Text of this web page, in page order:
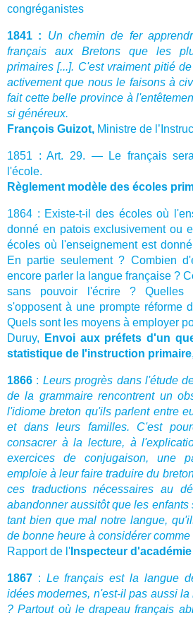
congréganistes
1841 : Un chemin de fer
français aux Bretons que les
primaires [...]. C'est vraiment pitié
activement que nous le faisons à
fait cette belle province à
si généreux.
François Guizot, Ministre de
1851 : Art. 29. — Le français
l'école.
Règlement modèle des écoles
1864 : Existe-t-il des écoles où
donné en patois exclusivement ou
écoles où l'enseignement est
En partie seulement ? Combien
encore parler la langue française ?
sans pouvoir l'écrire ?
s'opposent à une prompte réforme
Quels sont les moyens à employer
Duruy,
Envoi aux préfets d'un
statistique de l'instruction primaire
1866 : Leurs progrès dans l'étude
de la grammaire rencontrent un
l'idiome breton qu'ils parlent entre
et dans leurs familles. C'est
consacrer à la lecture, à
exercices de conjugaison, une
emploie à leur faire traduire du
ces traductions nécessaires au
abandonner aussitôt que les
tant bien que mal notre langue,
de bonne heure à considérer
Rapport de l' Inspecteur
1867 : Le français est la langue
idées modernes, n'est-il pas aussi
? Partout où le drapeau français